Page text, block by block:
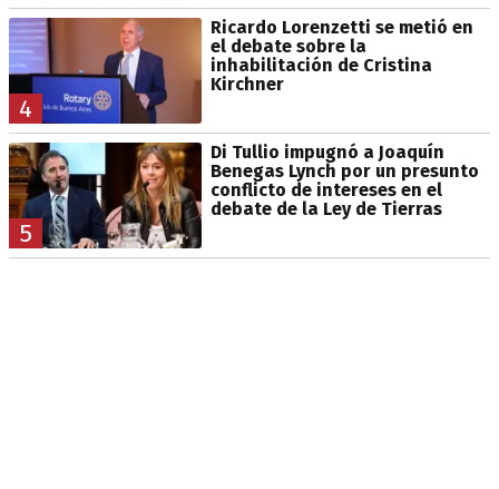
4
Ricardo Lorenzetti se metió en
el debate sobre la
inhabilitación de Cristina
Kirchner
5
Di Tullio impugnó a Joaquín
Benegas Lynch por un presunto
conflicto de intereses en el
debate de la Ley de Tierras